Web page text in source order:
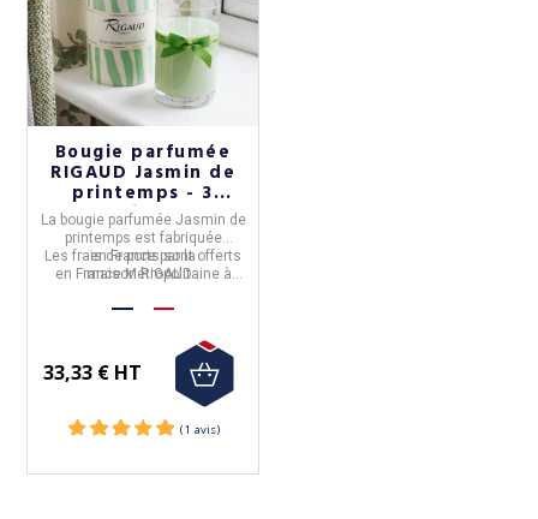
Bougie parfumée
RIGAUD Jasmin de
printemps - 3
tailles
La bougie parfumée Jasmin de
printemps est fabriquée
enFrancepar la
maisonRIGAUD.
Les frais de ports sont offerts
en France Métropolitaine à
33,33 € HT